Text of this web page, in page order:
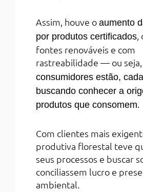
Assim, houve o aumento
por produtos certificados,
fontes renováveis e com
rastreabilidade — ou seja,
consumidores estão,
buscando conhecer a
produtos que consomem.
Com clientes mais
produtiva florestal teve
seus processos e buscar
conciliassem lucro e
ambiental.